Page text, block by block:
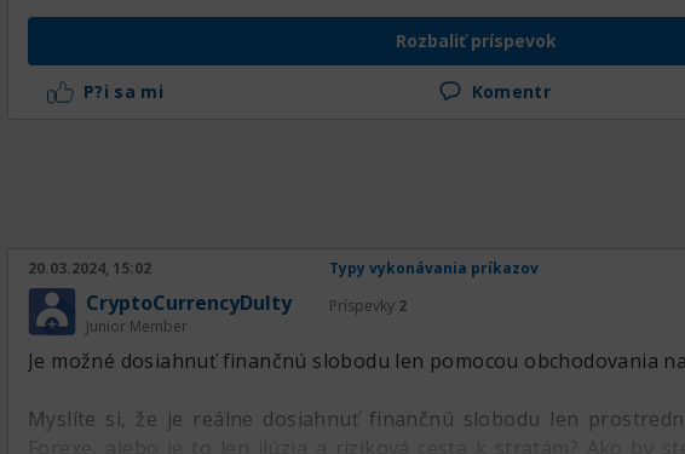
3. 레버리지 거래: 바이비트는 최대 100배의 레버리지를 제공합니다. 이는
큰 규모의 거래를 할 수 있게 해주지만, 동시에 높은 리스크를 동반하므로
4. 안전성: 바이비트는 고객 자산의 안전을 위해 여러 가지 보안 조치를
거래 가능한 암호화폐
바이비트에서는 비트코인(BTC), 이더리움(ETH), 리플(XRP), 라이트코인
회를 누릴 수 있습니다bybit
Rozbaliť príspevok
P?i sa mi Komentr
20.03.2024, 15:02 Typy vykonávania príkazov
CryptoCurrencyDulty
Junior Member
Príspevky 2
Je možné dosiahnuť finančnú slobodu len pomocou obchodovania
Myslíte si, že je reálne dosiahnuť finančnú slobodu len
Forexe, alebo je to len ilúzia a riziková cesta k stratám? Ako by